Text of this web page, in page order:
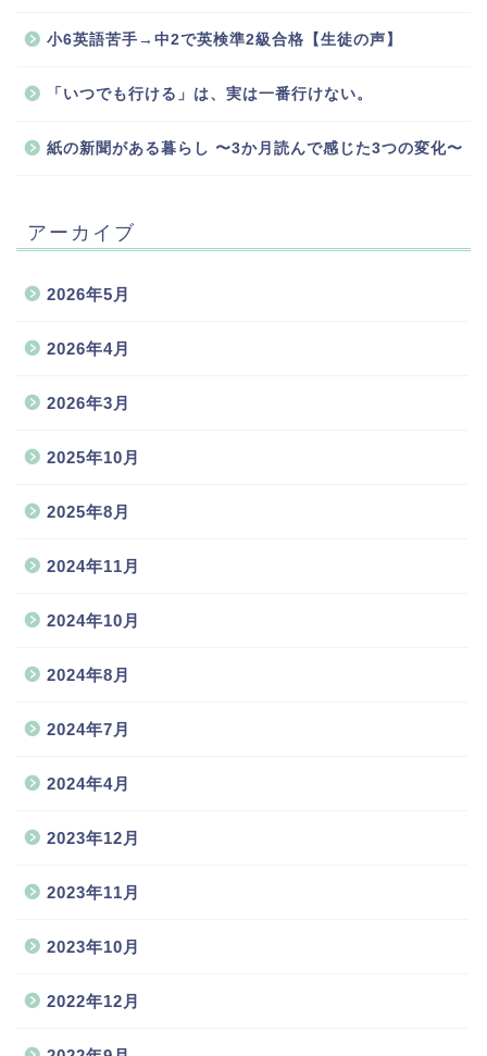
小6英語苦手→中2で英検準2級合格【生徒の声】
「いつでも行ける」は、実は一番行けない。
紙の新聞がある暮らし 〜3か月読んで感じた3つの変化〜
アーカイブ
2026年5月
2026年4月
2026年3月
2025年10月
2025年8月
2024年11月
2024年10月
2024年8月
2024年7月
2024年4月
2023年12月
2023年11月
2023年10月
2022年12月